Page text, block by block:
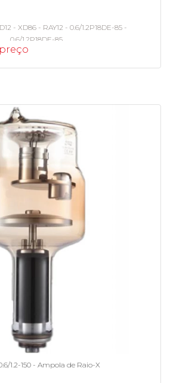
- XD86 - RAY12 - 0.6/1.2P18DE-85 -
0.6/1.2P18DE-85
1.2-150 - Ampola de Raio-X